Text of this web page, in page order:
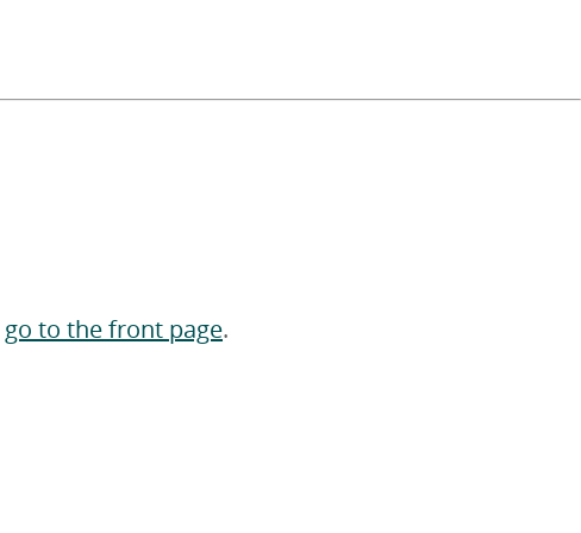
go to the front page.